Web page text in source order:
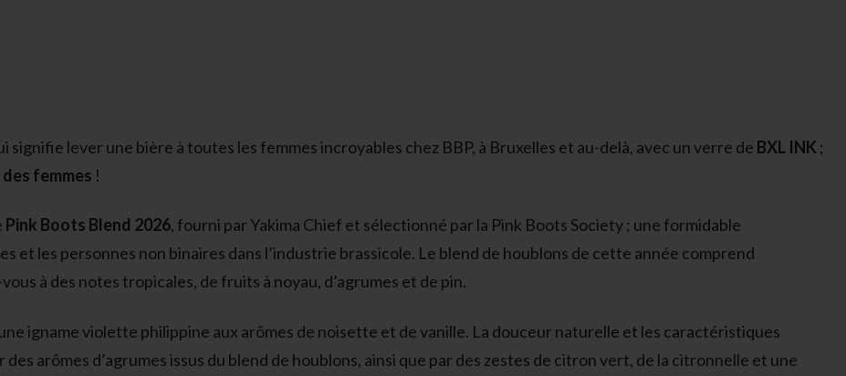
signifie lever une bière à toutes les femmes incroyables chez BBP, à Bruxelles et au-delà, avec un verre de BXL INK ;
femmes !
Pink Boots Blend 2026, fourni par Yakima Chief et sélectionné par la Pink Boots Society ; une formidable
et les personnes non binaires dans l’industrie brassicole. Le blend de houblons de cette année comprend
à des notes tropicales, de fruits à noyau, d’agrumes et de pin.
igname violette philippine aux arômes de noisette et de vanille. La douceur naturelle et les caractéristiques
arômes d’agrumes issus du blend de houblons, ainsi que par des zestes de citron vert, de la citronnelle et une